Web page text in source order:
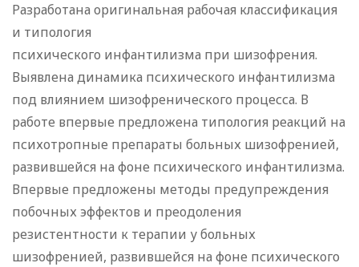
Разработана оригинальная рабочая классификация
и типология
психического инфантилизма при шизофрения.
Выявлена динамика психического инфантилизма
под влиянием шизофренического процесса. В
работе впервые предложена типология реакций на
психотропные препараты больных шизофренией,
развившейся на фоне психического инфантилизма.
Впервые предложены методы предупреждения
побочных эффектов и преодоления
резистентности к терапии у больных
шизофренией, развившейся на фоне психического